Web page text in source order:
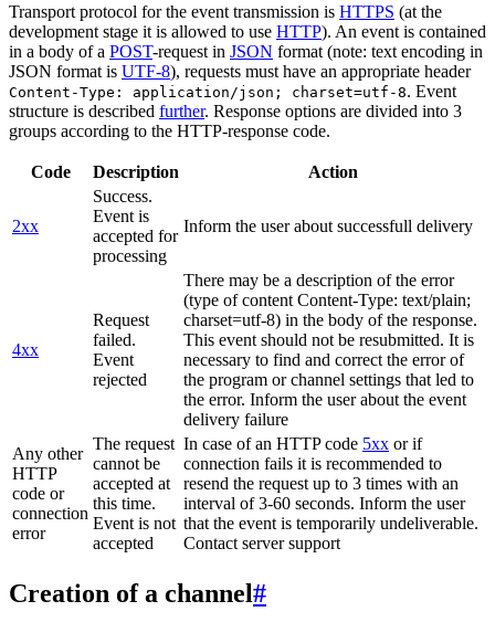
Transport protocol for the event transmission is HTTPS (at the
development stage it is allowed to use HTTP). An event is contained
in a body of a POST-request in JSON format (note: text encoding in
JSON format is UTF-8), requests must have an appropriate header
Content-Type: application/json; charset=utf-8. Event
structure is described further. Response options are divided into 3
groups according to the HTTP-response code.
Code Description Action
2xx
Success.
Event is
accepted for
processing
Inform the user about successfull delivery
4xx
Request
failed.
Event
rejected
There may be a description of the error
(type of content Content-Type: text/plain;
charset=utf-8) in the body of the response.
This event should not be resubmitted. It is
necessary to find and correct the error of
the program or channel settings that led to
the error. Inform the user about the event
delivery failure
Any other
HTTP
code or
connection
error
The request
cannot be
accepted at
this time.
Event is not
accepted
In case of an HTTP code 5xx or if
connection fails it is recommended to
resend the request up to 3 times with an
interval of 3-60 seconds. Inform the user
that the event is temporarily undeliverable.
Contact server support
Creation of a channel#